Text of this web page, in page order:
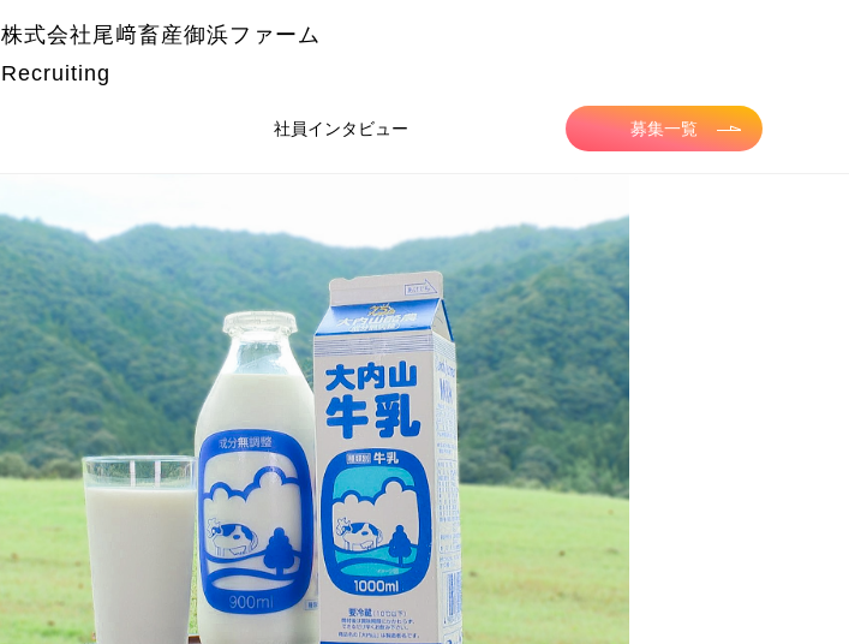
株式会社尾﨑畜産御浜ファーム
Recruiting
社員インタビュー 募集一覧